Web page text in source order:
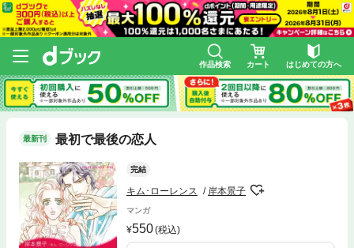
作品検索 カート はじめての方へ
最新刊 最初で最後の恋人
完結
キム･ローレンス 岸本景子
マンガ
550(税込)